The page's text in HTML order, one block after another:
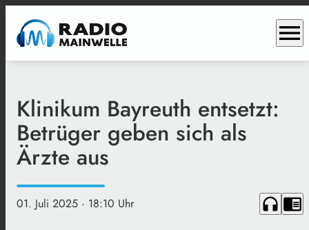
menu
Klinikum Bayreuth entsetzt:
Betrüger geben sich als
Ärzte aus
01. Juli 2025 · 18:10 Uhr headphones chrome_reader_mode